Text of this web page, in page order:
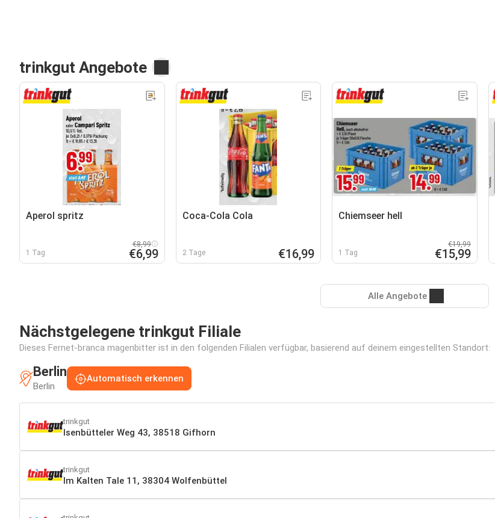
trinkgut Angebote
Aperol spritz
1 Tag
€8,99
€6,99
Coca-Cola Cola
2 Tage €16,99
Chiemseer hell
1 Tag
€19,99
€15,99
Alle Angebote
Nächstgelegene trinkgut Filiale
Dieses Fernet-branca magenbitter ist in den folgenden Filialen verfügbar, basierend auf deinem eingestellten Standort:
Berlin
Berlin
Automatisch erkennen
trinkgut
Isenbütteler Weg 43, 38518 Gifhorn
trinkgut
Im Kalten Tale 11, 38304 Wolfenbüttel